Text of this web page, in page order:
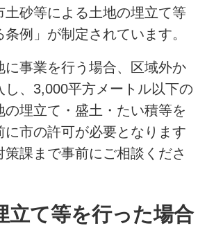
土砂等による土地の埋立て等
例」が制定されています。
に事業を行う場合、区域外か
し、3,000平方メートル以下の
の埋立て・盛土・たい積等を
に市の許可が必要となります
課まで事前にご相談くださ
立て等を行った場合